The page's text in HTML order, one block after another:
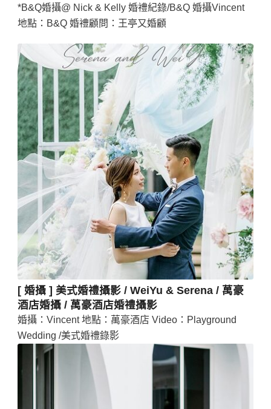
*B&Q婚攝@ Nick & Kelly 婚禮紀錄/B&Q 婚攝Vincent
地點：B&Q 婚禮顧問：王亭又婚顧
[ 婚攝 ] 美式婚禮攝影 / WeiYu & Serena / 萬豪
酒店婚攝 / 萬豪酒店婚禮攝影
婚攝：Vincent 地點：萬豪酒店 Video：Playground
Wedding /美式婚禮錄影